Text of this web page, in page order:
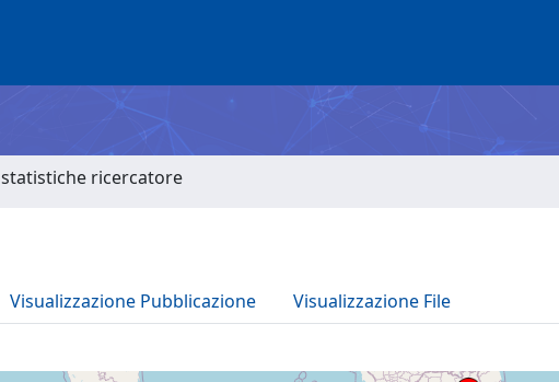
statistiche ricercatore
Visualizzazione Pubblicazione Visualizzazione File